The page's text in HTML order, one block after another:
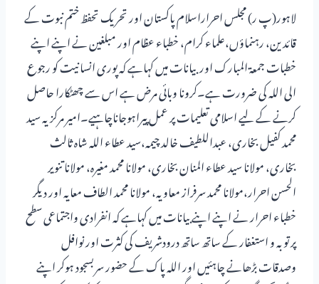
لاہور(پ ر) مجلس احراراسلام پاکستان اور تحریک تحفظ ختم نبوت کے
قائدین، رہنماؤں،علماء کرام، خطباء عظام اور مبلغین نے اپنے اپنے
خطبات جمعۃ المبارک اوربیانات میں کہاہے کہ پوری انسانیت کو رجوع
الی اللہ کی ضرورت ہے۔کرونا وبائی مرض ہے اس سے چھٹکارا حاصل
کرنے کے لیے اسلامی تعلیمات پر عمل پیراہوجاناچاہیے۔امیر مرکزیہ سید
محمد کفیل بخاری، عبداللطیف خالد چیمہ،سید عطاء اللہ شاہ ثالث
بخاری، مولانا سید عطاء المنان بخاری، مولانا محمد مغیرہ، مولانا تنویر
الحسن احرار،مولانا محمد سرفراز معاویہ، مولانا محمد الطاف معایہ اور دیگر
خطباء احرار نے اپنے اپنے بیانات میں کہاہے کہ انفرادی واجتماعی سطح
پر توبہ و استغفار کے ساتھ ساتھ درودشریف کی کثرت اور نوافل
وصدقات بڑھانے چاہئیں اور اللہ پاک کے حضور سربسجود ہوکر اپنے